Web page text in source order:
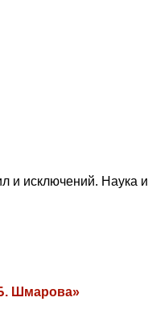
и исключений. Наука и
Шмарова»